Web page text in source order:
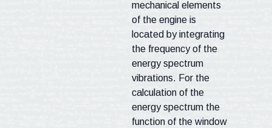
mechanical elements
of the engine is
located by integrating
the frequency of the
energy spectrum
vibrations. For the
calculation of the
energy spectrum the
function of the window